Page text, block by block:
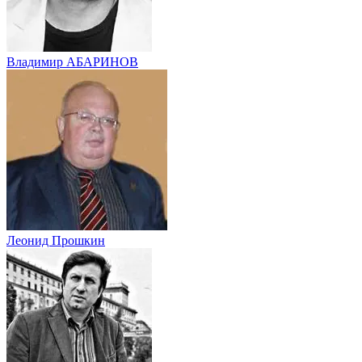
Владимир АБАРИНОВ
Леонид Прошкин